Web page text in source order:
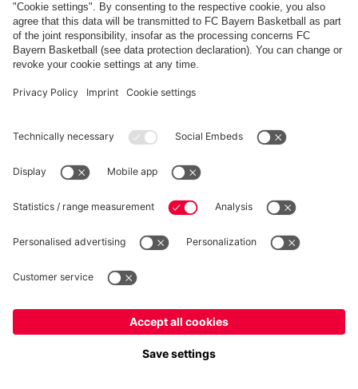
Unisex Maglia da Donna
Casa Allianz 25-26
60,00 € 120,00 €
Unisex Maglia da Donna
Trasferta Allianz 25-26
60,00 € 120,00 €
Frauen Unisex Maglia da Donna Trasferta Allianz 25-26
Frauen Unisex Maglia da
Personalizzabile
Unisex Maglia da Donna
Italianoper consegnare lì!
Globaleper consegnare lì!